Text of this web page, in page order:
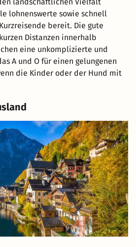
landschaftlichen Vielfalt
lohnenswerte sowie schnell
bereit. Die gute
Distanzen innerhalb
eine unkomplizierte und
A und O für einen gelungenen
die Kinder oder der Hund mit